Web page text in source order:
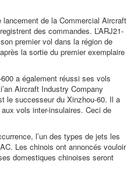
de la Commercial Aircraft
des commandes. L’ARJ21-
premier vol dans la région de
la sortie du premier exemplaire
a également réussi ses vols
Aircraft Industry Company
le successeur du Xinzhou-60. Il a
vols inter-insulaires. Ceci de
l’un des types de jets les
Les chinois ont annoncés vouloir
domestiques chinoises seront